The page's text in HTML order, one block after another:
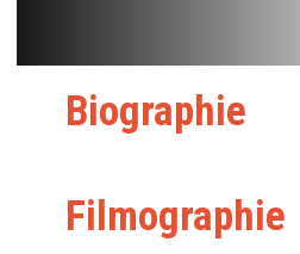
Biographie
Filmographie